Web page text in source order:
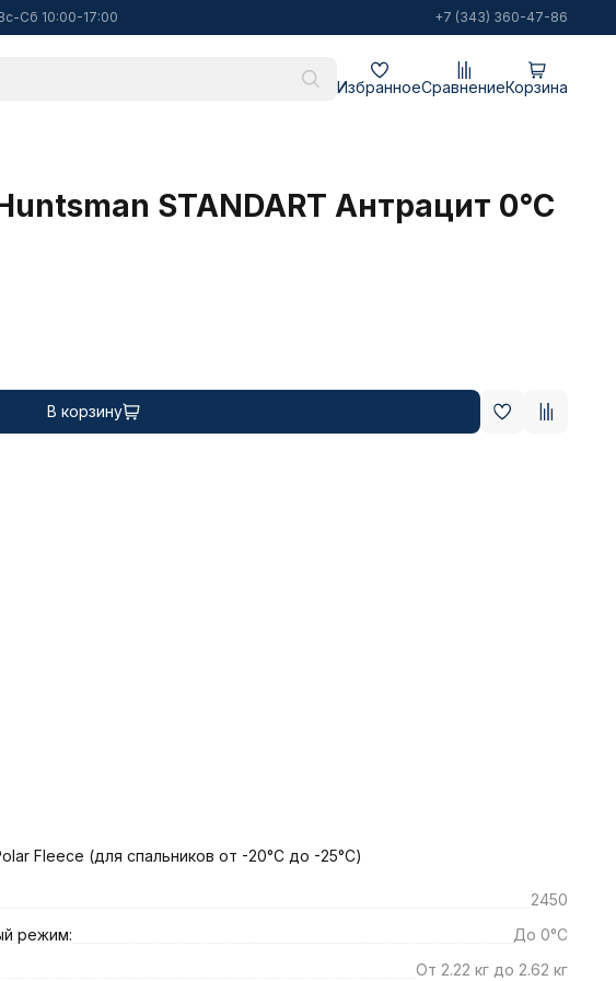
Сб 10:00-17:00 +7 (343) 360-47-86
ИзбранноеСравнениеКорзина
STANDART Антрацит 0°C
В корзину
Fleece (для спальников от -20°С до -25°С)
2450
режим:
До 0°C
От 2.22 кг до 2.62 кг